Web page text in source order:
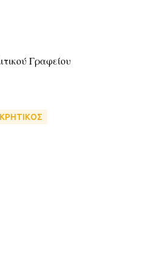
Γραφείου